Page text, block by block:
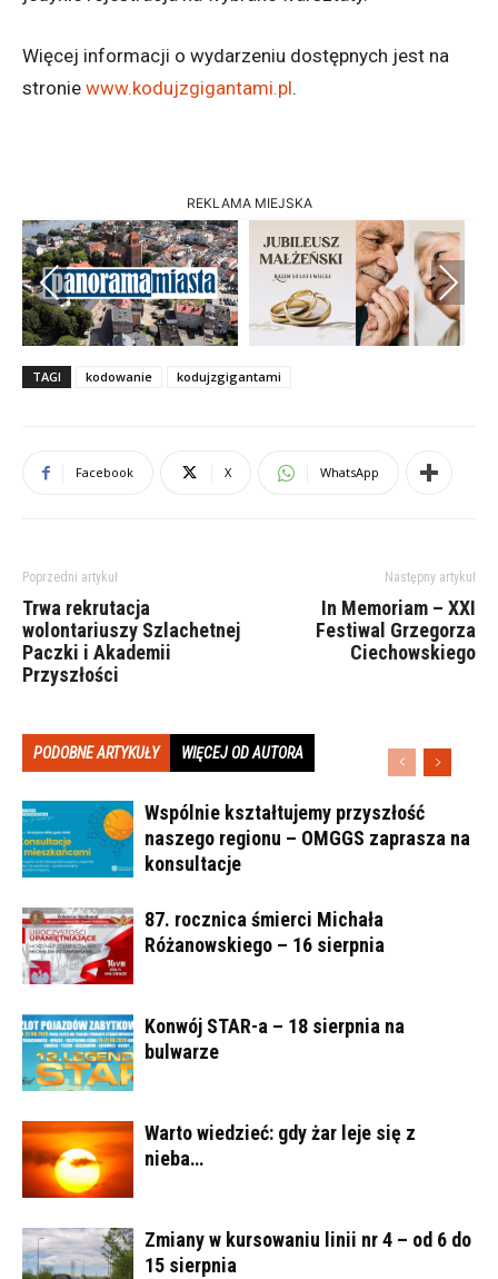
Więcej informacji o wydarzeniu dostępnych jest na
stronie www.kodujzgigantami.pl.
REKLAMA MIEJSKA
Previous Next
TAGI kodowanie kodujzgigantami
Facebook X WhatsApp
Poprzedni artykuł
Trwa rekrutacja
wolontariuszy Szlachetnej
Paczki i Akademii
Przyszłości
Następny artykuł
In Memoriam – XXI
Festiwal Grzegorza
Ciechowskiego
PODOBNE ARTYKUŁY WIĘCEJ OD AUTORA
Wspólnie kształtujemy przyszłość
naszego regionu – OMGGS zaprasza na
konsultacje
87. rocznica śmierci Michała
Różanowskiego – 16 sierpnia
Konwój STAR-a – 18 sierpnia na
bulwarze
Warto wiedzieć: gdy żar leje się z
nieba…
Zmiany w kursowaniu linii nr 4 – od 6 do
15 sierpnia